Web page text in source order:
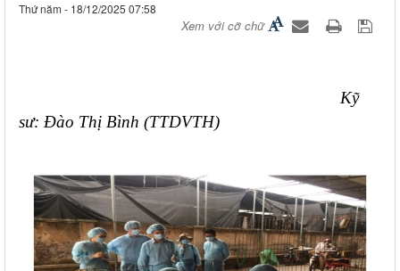
Thứ năm - 18/12/2025 07:58
Xem với cỡ chữ
Kỹ
sư: Đào Thị Bình (TTDVTH)